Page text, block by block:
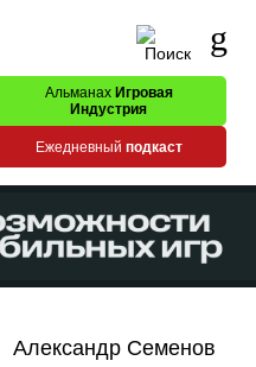
Альманах Игровая
Индустрия
Ежедневный подкаст
Александр Семенов